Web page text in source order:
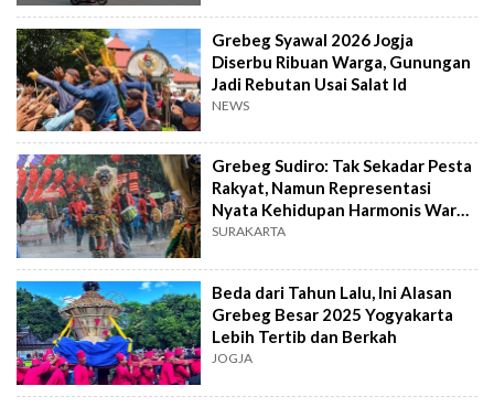
Grebeg Syawal 2026 Jogja
Diserbu Ribuan Warga, Gunungan
Jadi Rebutan Usai Salat Id
NEWS
Grebeg Sudiro: Tak Sekadar Pesta
Rakyat, Namun Representasi
Nyata Kehidupan Harmonis Warga
Solo
SURAKARTA
Beda dari Tahun Lalu, Ini Alasan
Grebeg Besar 2025 Yogyakarta
Lebih Tertib dan Berkah
JOGJA